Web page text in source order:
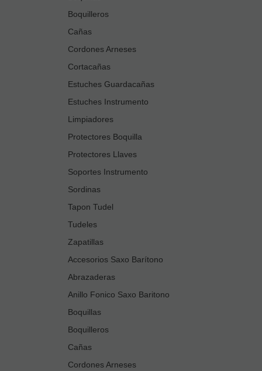
Boquilleros
Cañas
Cordones Arneses
Cortacañas
Estuches Guardacañas
Estuches Instrumento
Limpiadores
Protectores Boquilla
Protectores Llaves
Soportes Instrumento
Sordinas
Tapon Tudel
Tudeles
Zapatillas
Accesorios Saxo Barítono
Abrazaderas
Anillo Fonico Saxo Baritono
Boquillas
Boquilleros
Cañas
Cordones Arneses